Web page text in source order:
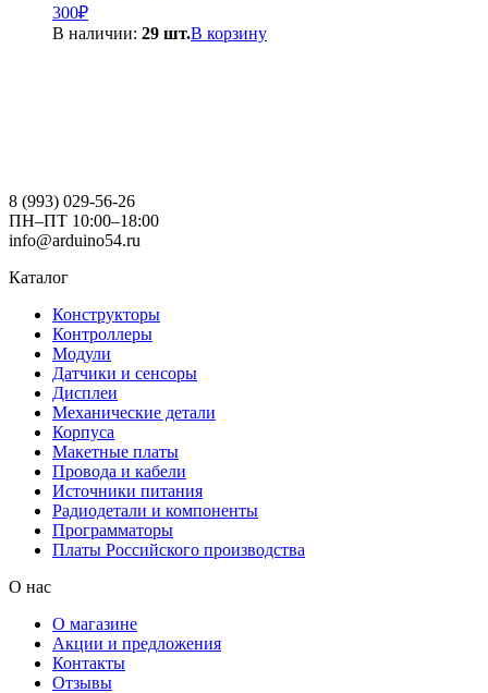
300₽
В наличии: 29 шт.В корзину
8 (993) 029-56-26
ПН–ПТ 10:00–18:00
info@arduino54.ru
Каталог
Конструкторы
Контроллеры
Модули
Датчики и сенсоры
Дисплеи
Механические детали
Корпуса
Макетные платы
Провода и кабели
Источники питания
Радиодетали и компоненты
Программаторы
Платы Российского производства
О нас
О магазине
Акции и предложения
Контакты
Отзывы